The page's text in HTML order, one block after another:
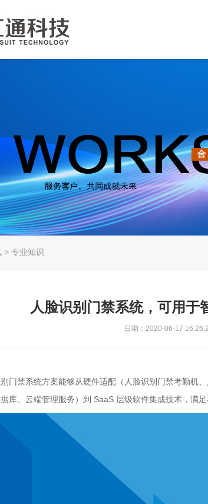
> 专业知识
人脸识别门禁系统，可用于
日期：2020-06-17
门禁系统方案能够从硬件适配（人脸识别门禁考勤机
库、云端管理服务）到 SaaS 层级软件集成技术，满